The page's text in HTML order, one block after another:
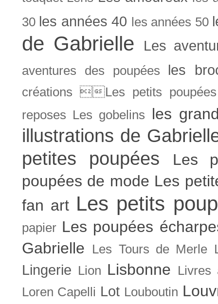
30 les années 40 les années 50
de Gabrielle Les
aventures des poupées les
créations Les petits
reposes Les gobelins les
illustrations de
petites poupées
Les
poupées de mode Les
fan art Les petits
papier Les poupées
Gabrielle
Les Tours de Merle
Lingerie Lion Lisbonne
Livres
Loren Capelli Lot Louboutin